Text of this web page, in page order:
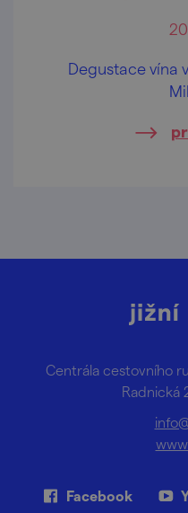
Degustace vína
Centrála cestovního
Radnická
Facebook